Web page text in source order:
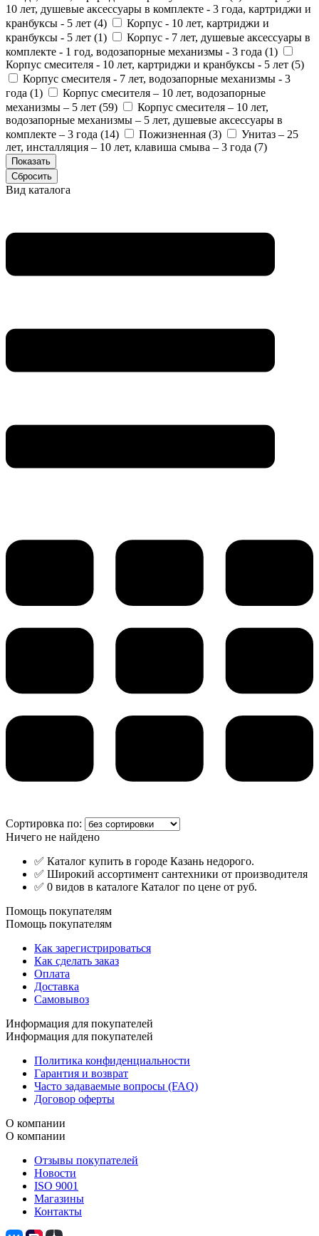
10 лет, душевые аксессуары в комплекте - 3 года, картриджи и
кранбуксы - 5 лет (4)
Корпус - 10 лет, картриджи и
кранбуксы - 5 лет (1)
Корпус - 7 лет, душевые аксессуары в
комплекте - 1 год, водозапорные механизмы - 3 года (1)
Корпус смесителя - 10 лет, картриджи и кранбуксы - 5 лет (5)
Корпус смесителя - 7 лет, водозапорные механизмы - 3
года (1)
Корпус смесителя – 10 лет, водозапорные
механизмы – 5 лет (59)
Корпус смесителя – 10 лет,
водозапорные механизмы – 5 лет, душевые аксессуары в
комплекте – 3 года (14) Пожизненная (3)
Унитаз – 25
лет, инсталляция – 10 лет, клавиша смыва – 3 года (7)
Вид каталога
Сортировка по:
Ничего не найдено
✅ Каталог купить в городе Казань недорого.
✅ Широкий ассортимент сантехники от производителя
✅ 0 видов в каталоге Каталог по цене от руб.
Помощь покупателям
Помощь покупателям
Как зарегистрироваться
Как сделать заказ
Оплата
Доставка
Самовывоз
Информация для покупателей
Информация для покупателей
Политика конфиденциальности
Гарантия и возврат
Часто задаваемые вопросы (FAQ)
Договор оферты
О компании
О компании
Отзывы покупателей
Новости
ISO 9001
Магазины
Контакты